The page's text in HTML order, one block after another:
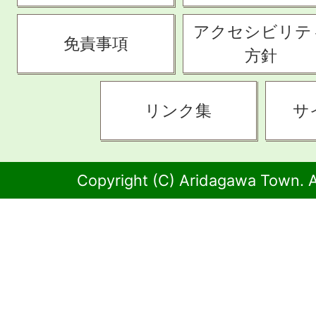
免責事項
アクセシビリテ
方針
リンク集 サ
Copyright (C) Aridagawa Town.